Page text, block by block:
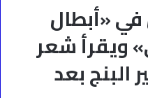
في «أبطال
ويقرأ شعر
البنج بعد